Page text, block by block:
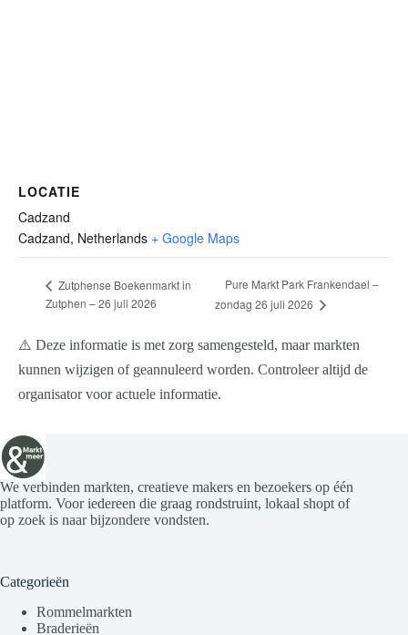
LOCATIE
Cadzand
Cadzand, Netherlands + Google Maps
Zutphense Boekenmarkt in
Zutphen – 26 juli 2026
Pure Markt Park Frankendael –
zondag 26 juli 2026
⚠️ Deze informatie is met zorg samengesteld, maar markten
kunnen wijzigen of geannuleerd worden. Controleer altijd de
organisator voor actuele informatie.
We verbinden markten, creatieve makers en bezoekers op één
platform. Voor iedereen die graag rondstruint, lokaal shopt of
op zoek is naar bijzondere vondsten.
Categorieën
Rommelmarkten
Braderieën